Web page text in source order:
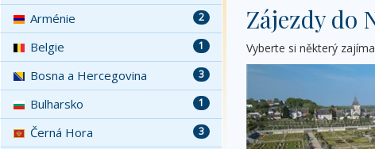
Zájezdy do
Vyberte si některý
2
Arménie
1
Belgie
3
Bosna a Hercegovina
1
Bulharsko
3
Černá Hora